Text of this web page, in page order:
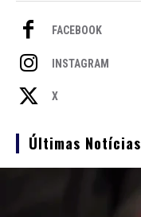
FACEBOOK
INSTAGRAM
X
Últimas Notícias